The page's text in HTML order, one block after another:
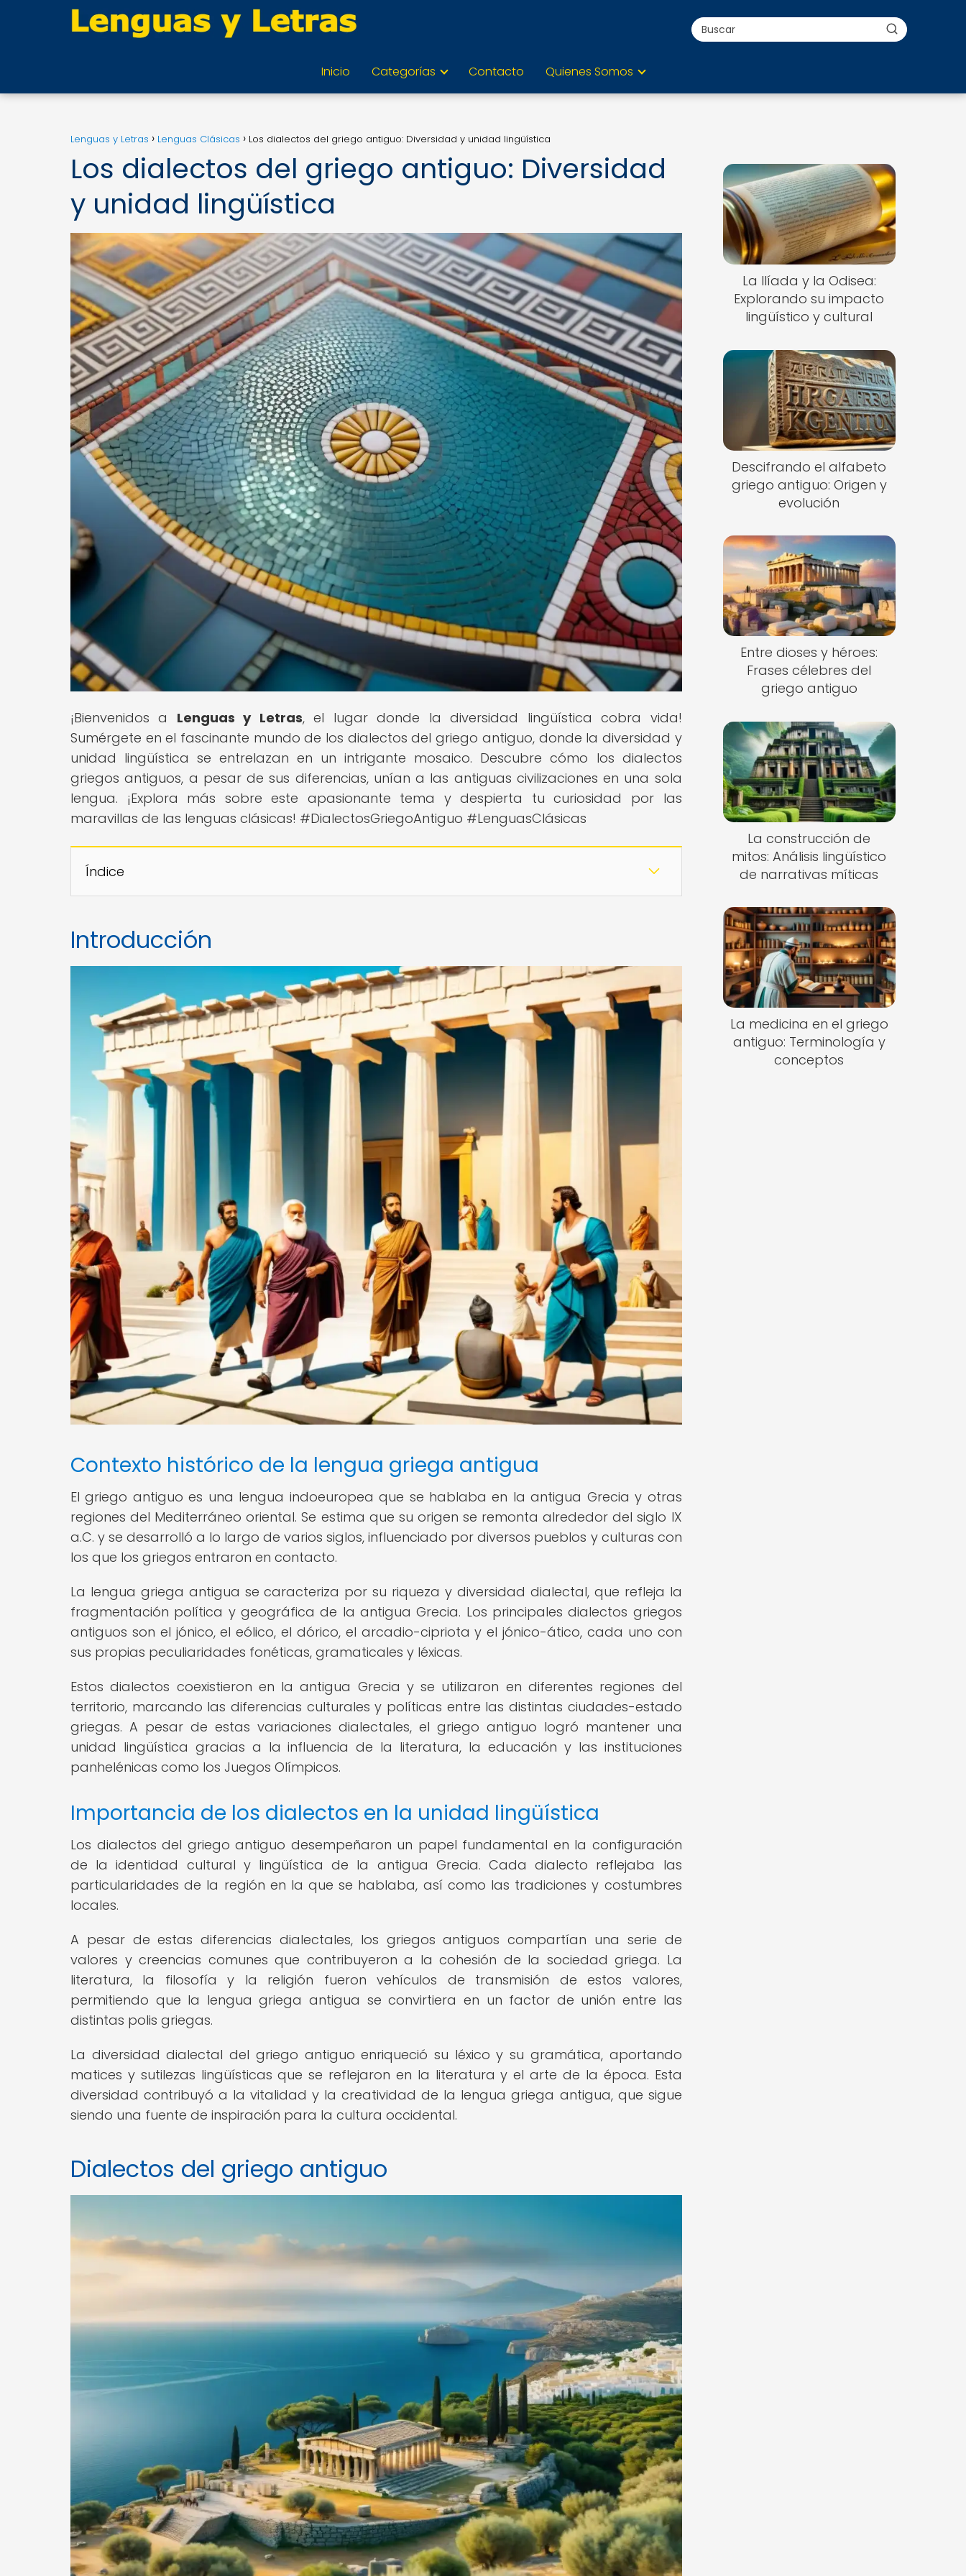
Inicio Categorías Contacto Quienes Somos
Lenguas y Letras Lenguas Clásicas Los dialectos del griego antiguo: Diversidad y unidad lingüística
Los dialectos del griego antiguo: Diversidad
y unidad lingüística
¡Bienvenidos a Lenguas y Letras, el lugar donde la diversidad lingüística cobra vida!
Sumérgete en el fascinante mundo de los dialectos del griego antiguo, donde la diversidad y
unidad lingüística se entrelazan en un intrigante mosaico. Descubre cómo los dialectos
griegos antiguos, a pesar de sus diferencias, unían a las antiguas civilizaciones en una sola
lengua. ¡Explora más sobre este apasionante tema y despierta tu curiosidad por las
maravillas de las lenguas clásicas! #DialectosGriegoAntiguo #LenguasClásicas
Índice
Introducción
Contexto histórico de la lengua griega antigua
El griego antiguo es una lengua indoeuropea que se hablaba en la antigua Grecia y otras
regiones del Mediterráneo oriental. Se estima que su origen se remonta alrededor del siglo IX
a.C. y se desarrolló a lo largo de varios siglos, influenciado por diversos pueblos y culturas con
los que los griegos entraron en contacto.
La lengua griega antigua se caracteriza por su riqueza y diversidad dialectal, que refleja la
fragmentación política y geográfica de la antigua Grecia. Los principales dialectos griegos
antiguos son el jónico, el eólico, el dórico, el arcadio-cipriota y el jónico-ático, cada uno con
sus propias peculiaridades fonéticas, gramaticales y léxicas.
Estos dialectos coexistieron en la antigua Grecia y se utilizaron en diferentes regiones del
territorio, marcando las diferencias culturales y políticas entre las distintas ciudades-estado
griegas. A pesar de estas variaciones dialectales, el griego antiguo logró mantener una
unidad lingüística gracias a la influencia de la literatura, la educación y las instituciones
panhelénicas como los Juegos Olímpicos.
Importancia de los dialectos en la unidad lingüística
Los dialectos del griego antiguo desempeñaron un papel fundamental en la configuración
de la identidad cultural y lingüística de la antigua Grecia. Cada dialecto reflejaba las
particularidades de la región en la que se hablaba, así como las tradiciones y costumbres
locales.
A pesar de estas diferencias dialectales, los griegos antiguos compartían una serie de
valores y creencias comunes que contribuyeron a la cohesión de la sociedad griega. La
literatura, la filosofía y la religión fueron vehículos de transmisión de estos valores,
permitiendo que la lengua griega antigua se convirtiera en un factor de unión entre las
distintas polis griegas.
La diversidad dialectal del griego antiguo enriqueció su léxico y su gramática, aportando
matices y sutilezas lingüísticas que se reflejaron en la literatura y el arte de la época. Esta
diversidad contribuyó a la vitalidad y la creatividad de la lengua griega antigua, que sigue
siendo una fuente de inspiración para la cultura occidental.
Dialectos del griego antiguo
La Ilíada y la Odisea:
Explorando su impacto
lingüístico y cultural
Descifrando el alfabeto
griego antiguo: Origen y
evolución
Entre dioses y héroes:
Frases célebres del
griego antiguo
La construcción de
mitos: Análisis lingüístico
de narrativas míticas
La medicina en el griego
antiguo: Terminología y
conceptos